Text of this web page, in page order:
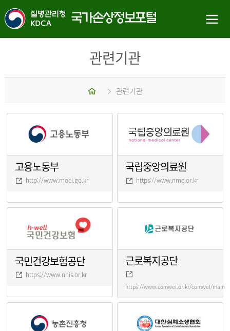
관련기관
홈 관련기관
고용노동부
http://www.moel.go.kr
국립중앙의료원
https://www.nmc.or.kr
국민건강보험공단
https://www.nhis.or.kr
근로복지공단
https://www.comwel.or.kr/comwel/